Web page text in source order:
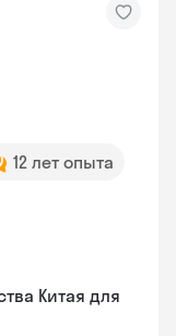
12 лет опыта
Китая для